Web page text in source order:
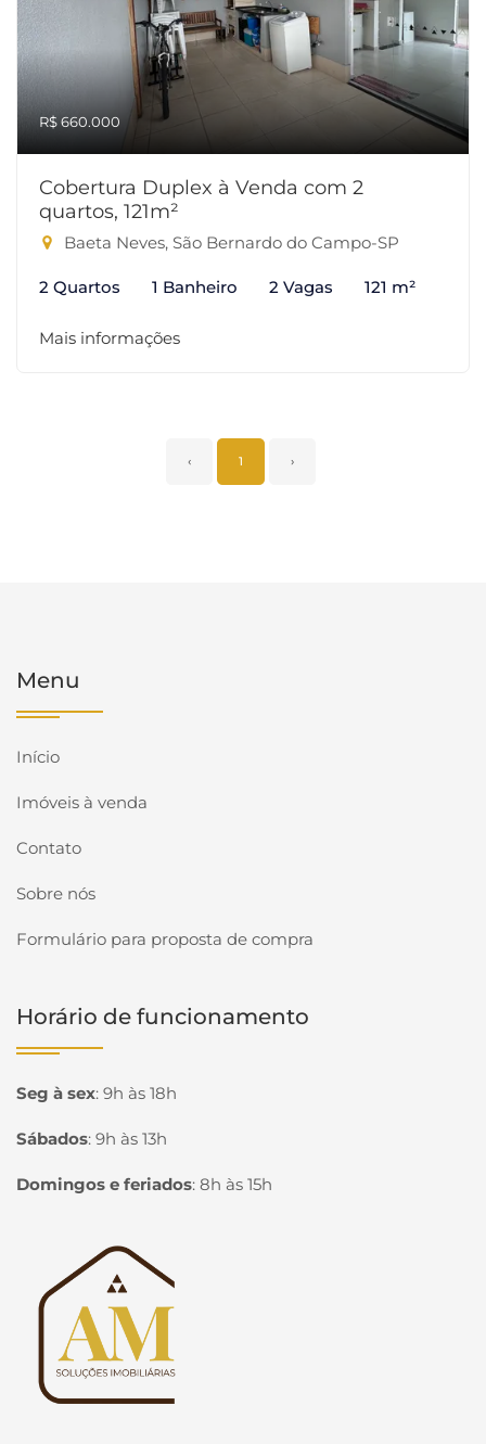
R$ 660.000
Cobertura Duplex à Venda com 2
quartos, 121m²
Baeta Neves, São Bernardo do Campo-SP
2 Quartos 1 Banheiro 2 Vagas 121 m²
Mais informações
‹ 1 ›
Menu
Início
Imóveis à venda
Contato
Sobre nós
Formulário para proposta de compra
Horário de funcionamento
Seg à sex: 9h às 18h
Sábados: 9h às 13h
Domingos e feriados: 8h às 15h
Página inicial